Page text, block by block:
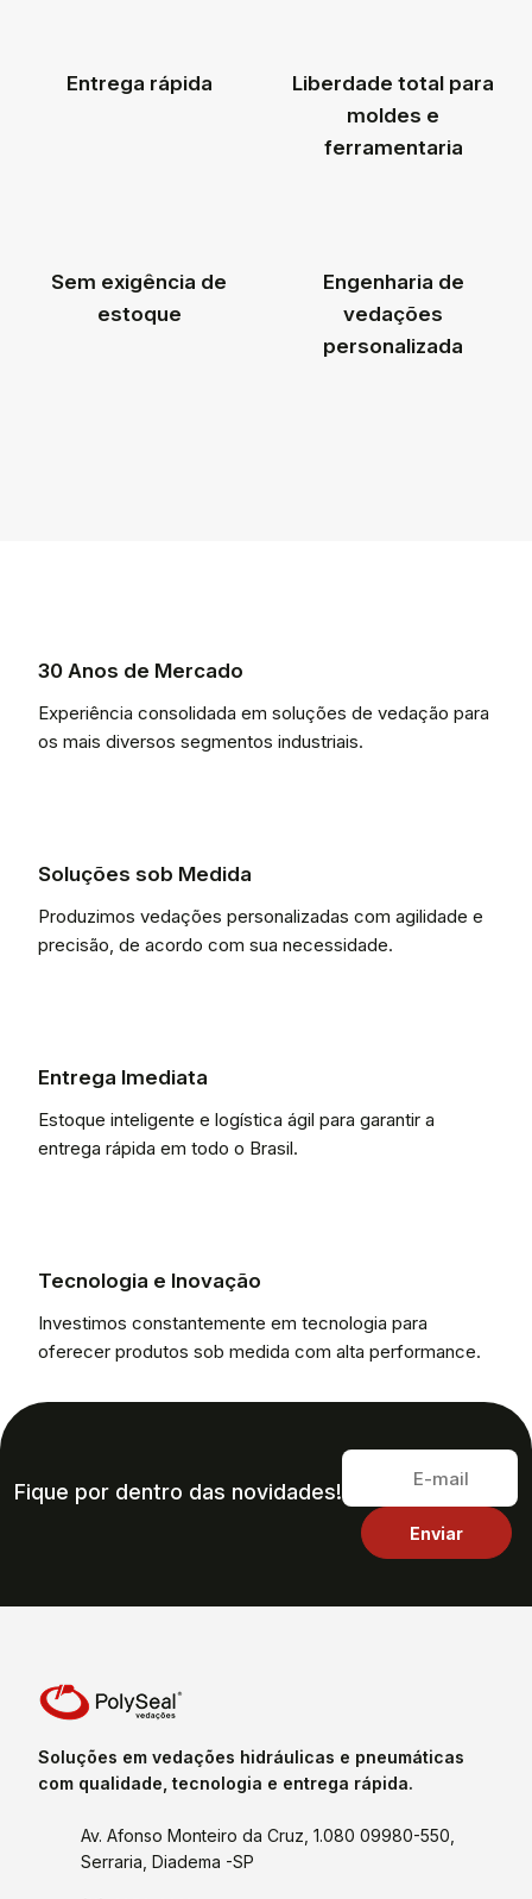
Entrega rápida
Liberdade total para
moldes e
ferramentaria
Sem exigência de
estoque
Engenharia de
vedações
personalizada
30 Anos de Mercado
Experiência consolidada em soluções de vedação para
os mais diversos segmentos industriais.
Soluções sob Medida
Produzimos vedações personalizadas com agilidade e
precisão, de acordo com sua necessidade.
Entrega Imediata
Estoque inteligente e logística ágil para garantir a
entrega rápida em todo o Brasil.
Tecnologia e Inovação
Investimos constantemente em tecnologia para
oferecer produtos sob medida com alta performance.
Fique por dentro das novidades!
Soluções em vedações hidráulicas e pneumáticas
com qualidade, tecnologia e entrega rápida.
Av. Afonso Monteiro da Cruz, 1.080 09980-550,
Serraria, Diadema -SP